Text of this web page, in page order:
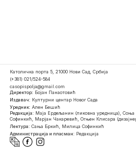
Католичка порта 5, 21000 Нови Сад, Србија
(+381) 021/524-584
casopispolja@gmail.com
Директор: Бојан Панаотовић
Издавач: Културни центар Новог Сада
Уредник: Ален Бешић
Редакција: Маја Ердељанин (ликовна уредница),
Софинкић, Марјан Чакаревић, Огњен Клисара
Лектура: Сања Бркић, Милица Софинкић
Администрација и пласман: Редакција